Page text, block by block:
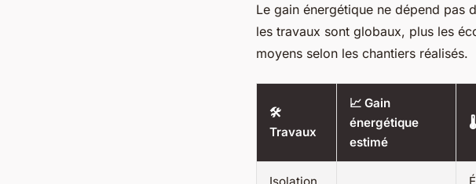
Le gain énergétique ne dépend pas
les travaux sont globaux, plus les
moyens selon les chantiers réalisés.
🛠️
Travaux
📈 Gain
énergétique
estimé
Isolation